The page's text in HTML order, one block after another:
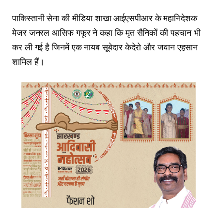
पाकिस्तानी सेना की मीडिया शाखा आईएसपीआर के महानिदेशक
मेजर जनरल आसिफ गफूर ने कहा कि मृत सैनिकों की पहचान भी
कर ली गई है जिनमें एक नायब सूबेदार केदेरो और जवान एहसान
शामिल हैं।